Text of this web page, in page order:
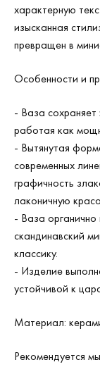
характерную
изысканная
превращен в
Особенности и
- Ваза сохраняет
работая как
- Вытянутая
современных
графичность
лаконичную
- Ваза органично
скандинавский
классику.
- Изделие
устойчивой к
Материал:
Рекомендуется